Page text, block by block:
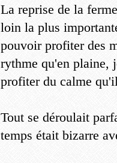
La reprise de la
loin la plus
pouvoir profiter des
rythme qu'en plaine,
profiter du calme
Tout se déroulait
temps était bizarre